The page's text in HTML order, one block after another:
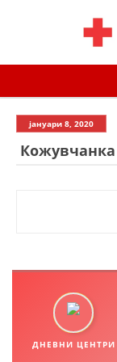
јануари 8, 2020
Кожувчанка
ДНЕВНИ ЦЕНТРИ